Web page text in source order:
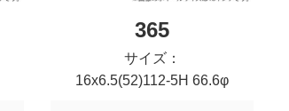
365
サイズ：
16x6.5(52)112-5H 66.6φ